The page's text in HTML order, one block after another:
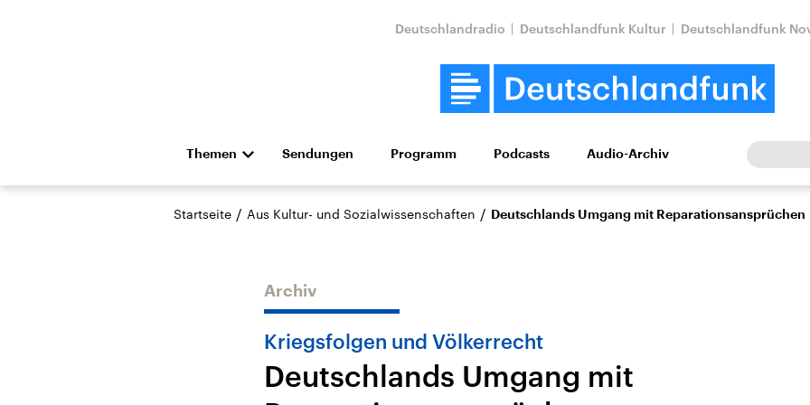
Deutschlandradio Deutschlandfunk Kultur Deutschlandfunk
Themen
Die Nachrichten Politik Wirtschaft Wissen Kultur Europa
Hörspiel und Feature Musik
Landtagswahl Sachsen-
USA
Nahostkonflikt
Aktuelle Lage und
Sendungen Programm Podcasts Audio-Archiv
Startseite / Aus Kultur- und Sozialwissenschaften / Deutschlands Umgang mit Reparationsansprüchen
Archiv
Kriegsfolgen und Völkerrecht
Deutschlands Umgang mit